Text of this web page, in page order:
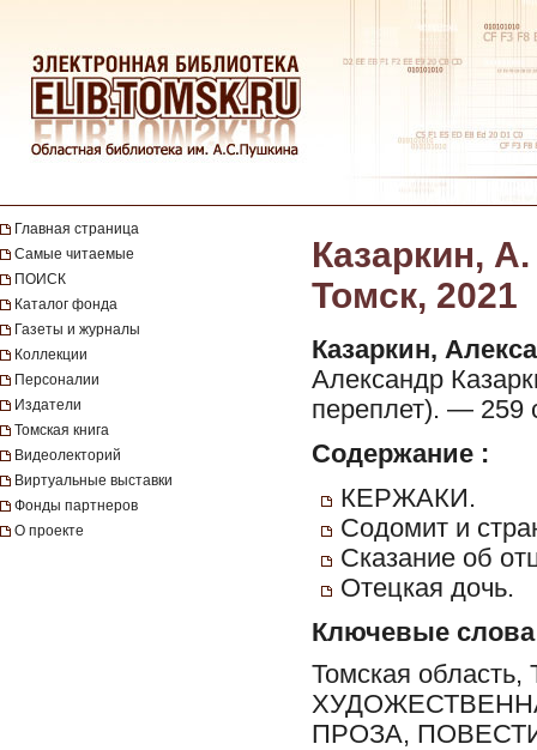
Главная страница
Самые читаемые
ПОИСК
Каталог фонда
Газеты и журналы
Коллекции
Персоналии
Издатели
Томская книга
Видеолекторий
Виртуальные выставки
Фонды партнеров
О проекте
Казаркин,
Томск, 2021
Казаркин,
Александр
переплет). — 259
Содержание :
КЕРЖАКИ.
Содомит и
Cказание об
Отецкая дочь.
Ключевые слова
Томская область,
ПРОЗА,